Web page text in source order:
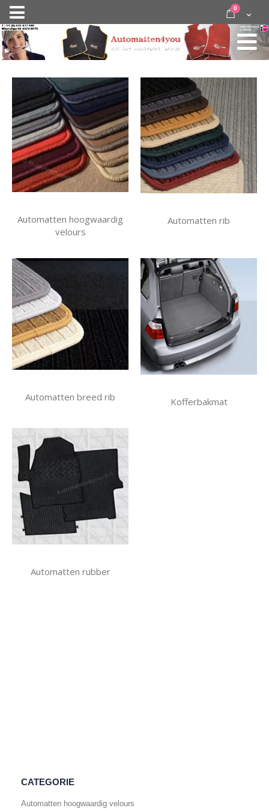
Nav
activeren
door
inhoud
Cart
0 items
Automatten hoogwaardig
velours
Automatten rib
Automatten breed rib Kofferbakmat
Automatten rubber
CATEGORIE
Automatten hoogwaardig velours